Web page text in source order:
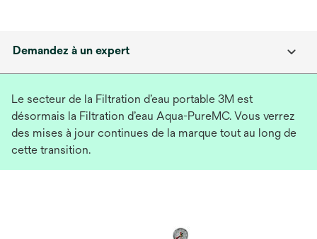
Demandez à un expert
Le secteur de la Filtration d’eau portable 3M est
désormais la Filtration d’eau Aqua-PureMC. Vous verrez
des mises à jour continues de la marque tout au long de
cette transition.